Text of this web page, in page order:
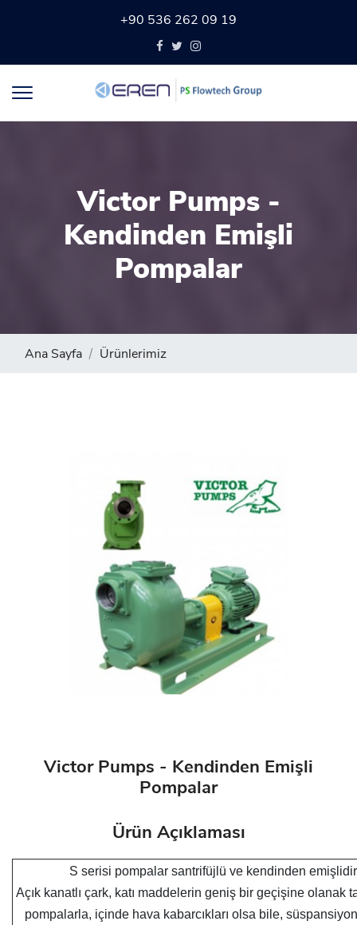
+90 536 262 09 19
Victor Pumps -
Kendinden Emişli
Pompalar
Ana Sayfa Ürünlerimiz
Victor Pumps - Kendinden Emişli
Pompalar
Ürün Açıklaması
S serisi pompalar santrifüjlü ve kendinden
Açık kanatlı çark, katı maddelerin geniş bir geçişine olanak
pompalarla, içinde hava kabarcıkları olsa bile,